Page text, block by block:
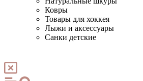
Ковры
Товары для хоккея
Лыжи и аксессуары
Санки детские